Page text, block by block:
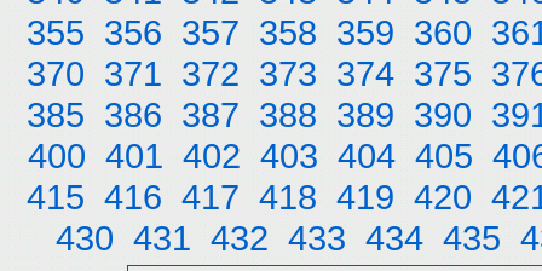
355 356 357 358 359 360
370 371 372 373 374 375
385 386 387 388 389 390
400 401 402 403 404 405
415 416 417 418 419 420
430 431 432 433 434 435